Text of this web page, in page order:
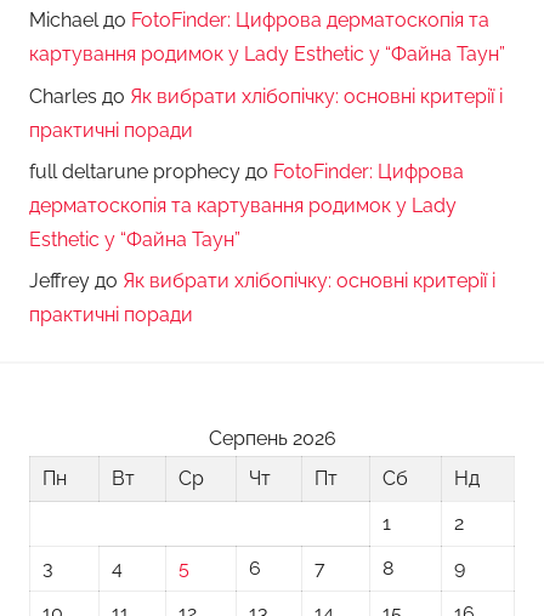
Michaelдо FotoFinder: Цифрова дерматоскопія та
картування родимок у Lady Esthetic у “Файна Таун”
Charles до Як вибрати хлібопічку: основні критерії і
практичні поради
full deltarune prophecy до FotoFinder: Цифрова
дерматоскопія та картування родимок у Lady
Esthetic у “Файна Таун”
Jeffrey до Як вибрати хлібопічку: основні критерії і
практичні поради
Серпень 2026
Пн
Вт Ср Чт Пт Сб
Нд
1
2
3
4 5 6 7 8
9